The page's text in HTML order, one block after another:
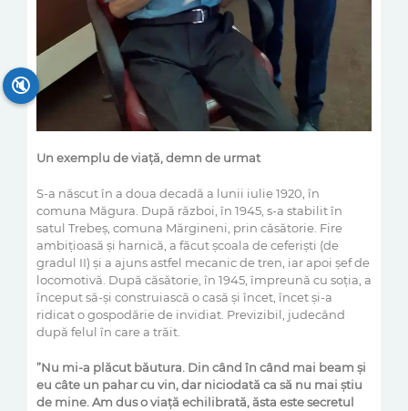
Un exemplu de viață, demn de urmat
S-a născutîn a doua decadă a lunii iulie 1920, în
comuna Măgura. După război, în 1945, s-a stabilit în
satul Trebeș, comuna Mărgineni, prin căsătorie. Fire
ambițioasă și harnică, a făcut școala de ceferiști (de
gradul II) și a ajuns astfel mecanic de tren, iar apoi șef de
locomotivă. După căsătorie, în 1945, împreună cu soția, a
început să-și construiască o casă și încet, încet și-a
ridicat o gospodăriede invidiat. Previzibil, judecând
după felul în care a trăit.
”Nu mi-a plăcut băutura. Din când în când mai beam și
eu câte un pahar cu vin, dar niciodată ca să nu mai știu
de mine. Am dus o viață echilibrată, ăsta este secretul
🔇